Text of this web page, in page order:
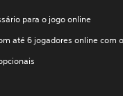
para o jogo online
até 6 jogadores online com o